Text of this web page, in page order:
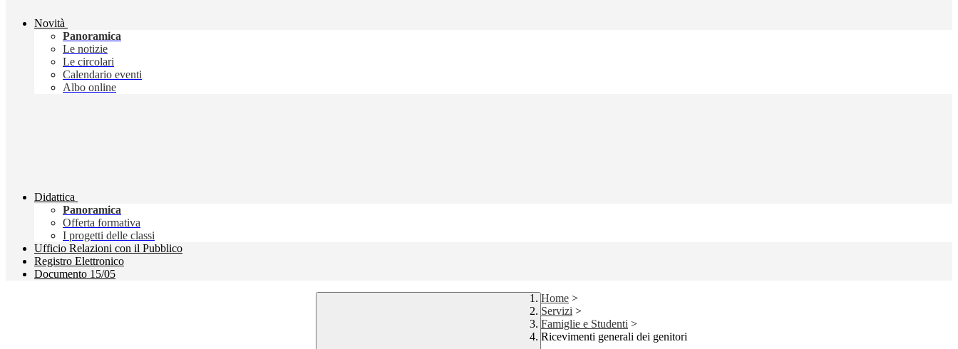
Novità
Panoramica
Le notizie
Le circolari
Calendario eventi
Albo online
Didattica
Panoramica
Offerta formativa
I progetti delle classi
Ufficio Relazioni con il Pubblico
Registro Elettronico
Documento 15/05
Home >
Servizi >
Famiglie e Studenti >
Ricevimenti generali dei genitori